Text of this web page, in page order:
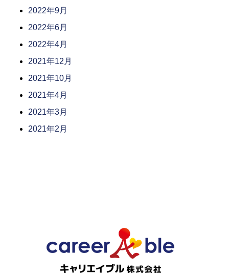
2022年9月
2022年6月
2022年4月
2021年12月
2021年10月
2021年4月
2021年3月
2021年2月